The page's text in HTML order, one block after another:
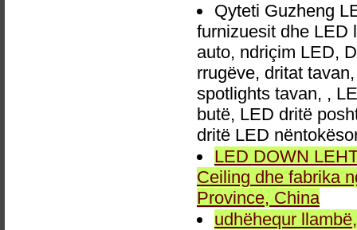
Qyteti Guzheng
furnizuesit dhe LED
auto, ndriçim LED,
rrugëve, dritat
spotlights tavan, ,
butë, LED dritë
dritë LED
LED DOWN
Ceiling dhe fabrika
Province, China
udhëhequr